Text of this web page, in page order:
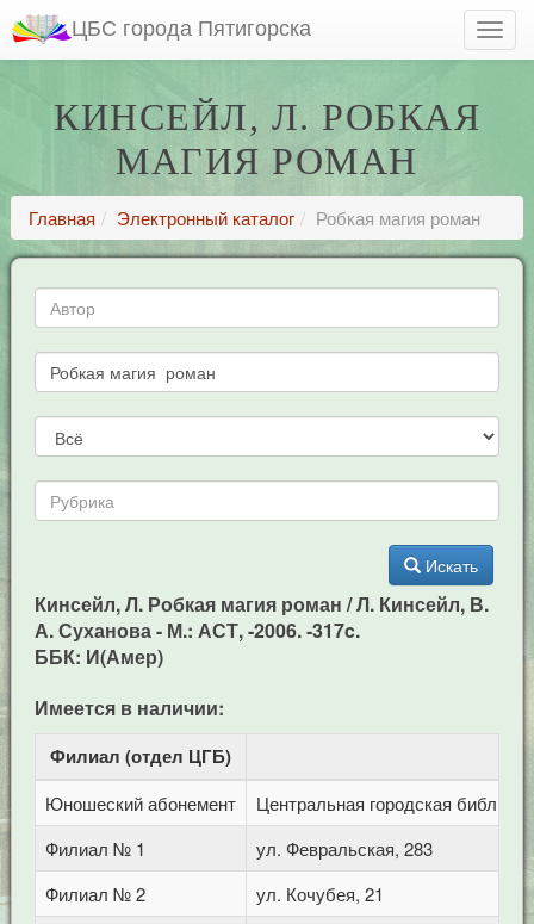
ЦБС города Пятигорска
КИНСЕЙЛ, Л. РОБКАЯ
МАГИЯ РОМАН
Главная Электронный каталог Робкая магия роман
Искать
Кинсейл, Л. Робкая магия роман / Л. Кинсейл, В.
А. Суханова - М.: АСТ, -2006. -317c.
ББК: И(Амер)
Имеется в наличии:
Филиал (отдел ЦГБ)
Юношеский абонемент
Центральная городская
Филиал № 1
ул. Февральская, 283
Филиал № 2
ул. Кочубея, 21